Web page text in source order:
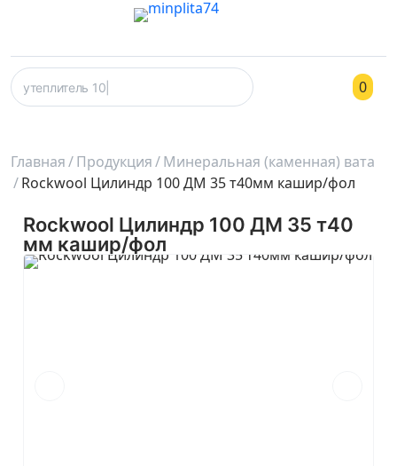
0
Главная Продукция
Минеральная (каменная) вата
Rockwool Цилиндр 100 ДМ 35 т40мм кашир/фол
Rockwool Цилиндр 100 ДМ 35 т40
мм кашир/фол